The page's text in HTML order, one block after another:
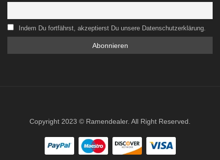
Indem Du fortfährst, akzeptierst Du unsere Datenschutzerklärung.
Copyright 2023 © Ramendealer. All Right Reserved.